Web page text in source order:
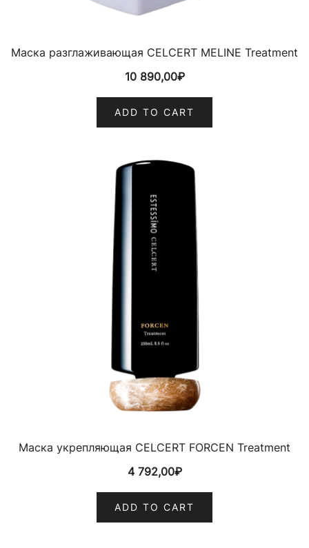
Маска разглаживающая CELCERT MELINE Treatment
10 890,00₽
ADD TO CART
Маска укрепляющая CELCERT FORCEN Treatment
4 792,00₽
ADD TO CART